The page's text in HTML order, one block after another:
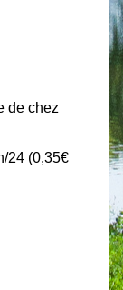
de chez
24 (0,35€